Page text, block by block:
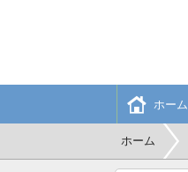
ホーム
ホーム